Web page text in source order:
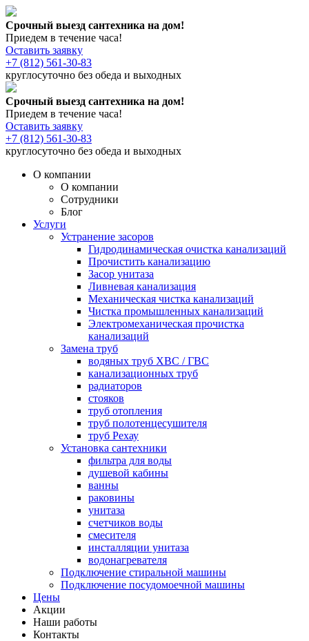
Срочный выезд сантехника на дом!
Приедем в течение часа!
Оставить заявку
+7 (812) 561-30-83
круглосуточно без обеда и выходных
Срочный выезд сантехника на дом!
Приедем в течение часа!
Оставить заявку
+7 (812) 561-30-83
круглосуточно без обеда и выходных
О компании
О компании
Сотрудники
Блог
Услуги
Устранение засоров
Гидродинамическая очистка канализаций
Прочистить канализацию
Засор унитаза
Ливневая канализация
Механическая чистка канализаций
Чистка промышленных канализаций
Электромеханическая прочистка
канализаций
Замена труб
водяных труб ХВС / ГВС
канализационных труб
радиаторов
стояков
труб отопления
труб полотенцесушителя
труб Рехау
Установка сантехники
фильтра для воды
душевой кабины
ванны
раковины
унитаза
счетчиков воды
смесителя
инсталляции унитаза
водонагревателя
Подключение стиральной машины
Подключение посудомоечной машины
Цены
Акции
Наши работы
Контакты